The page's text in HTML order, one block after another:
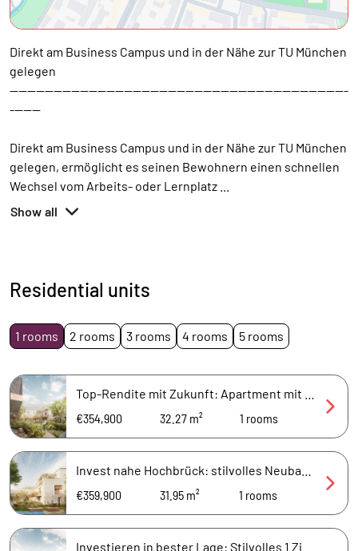
Direkt am Business Campus und in der Nähe zur TU München
gelegen
-----------------------------------------------------------------------------
-------
Direkt am Business Campus und in der Nähe zur TU München
gelegen, ermöglicht es seinen Bewohnern einen schnellen
Wechsel vom Arbeits- oder Lernplatz
Show all
Residential units
1 rooms 2 rooms 3 rooms 4 rooms 5 rooms
€354,900
32.27 m² 1 rooms
€359,900
31.95 m² 1 rooms